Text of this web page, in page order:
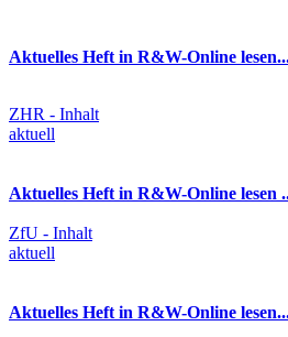
Aktuelles Heft in R&W-Online
ZHR - Inhalt
aktuell
Aktuelles Heft in R&W-Online lesen
ZfU - Inhalt
aktuell
Aktuelles Heft in R&W-Online